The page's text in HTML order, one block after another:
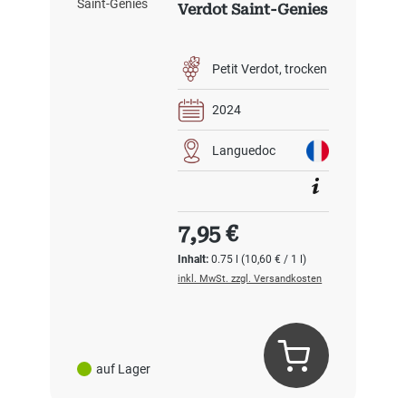
auf Lager
Verdot Saint-Genies
Petit Verdot trocken
2024
Languedoc
Inhalt:0.75 l(10,60 € / 1 l)
Regulärer Preis:
7,95 €
inkl. MwSt. zzgl. Versandkosten